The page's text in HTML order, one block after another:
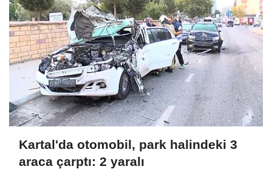
Kartal'da otomobil, park halindeki 3
araca çarptı: 2 yaralı